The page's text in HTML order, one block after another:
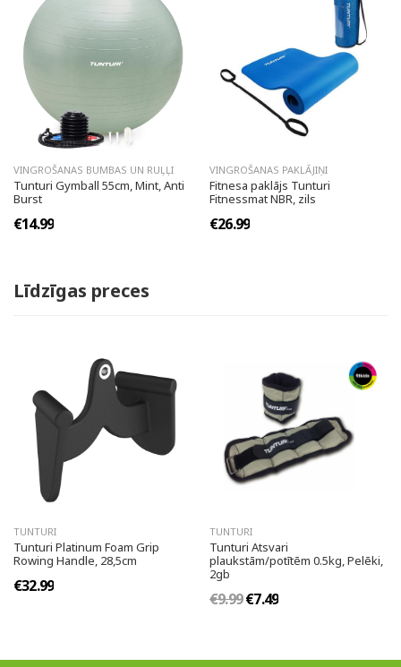
VINGROŠANAS BUMBAS UN RUĻĻI
Tunturi Gymball 55cm, Mint, Anti
Burst
€14.99
VINGROŠANAS PAKLĀJIŅI
Fitnesa paklājs Tunturi
Fitnessmat NBR, zils
€26.99
Līdzīgas preces
TUNTURI
Tunturi Platinum Foam Grip
Rowing Handle, 28,5cm
€32.99
TUNTURI
Tunturi Atsvari
plaukstām/potītēm 0.5kg, Pelēki,
2gb
€9.99€7.49